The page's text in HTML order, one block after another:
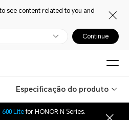
see content related to you and
Continue
Especificação do produto
600 Litefor HONOR N Series.